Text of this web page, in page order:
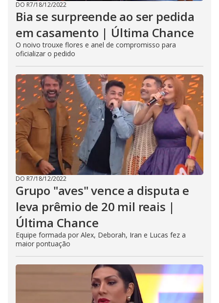
DO R7/18/12/2022
Bia se surpreende ao ser pedida
em casamento | Última Chance
O noivo trouxe flores e anel de compromisso para
oficializar o pedido
DO R7/18/12/2022
Grupo "aves" vence a disputa e
leva prêmio de 20 mil reais |
Última Chance
Equipe formada por Alex, Deborah, Iran e Lucas fez a
maior pontuação